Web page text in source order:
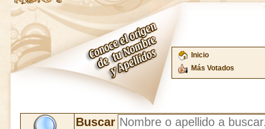
Inicio
Más Votados
Buscar